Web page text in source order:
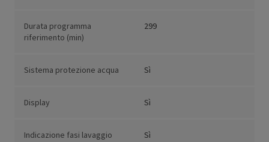
Durata programma
riferimento (min)
299
Sistema protezione acqua Sì
Display Sì
Indicazione fasi lavaggio Sì